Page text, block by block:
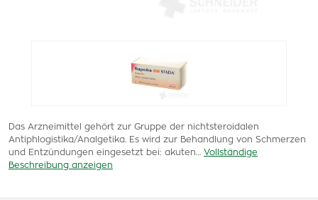
Das Arzneimittel gehört zur Gruppe der nichtsteroidalen
Antiphlogistika/Analgetika. Es wird zur Behandlung von Schmerzen
und Entzündungen eingesetzt bei: akuten…
Vollständige
Beschreibung anzeigen